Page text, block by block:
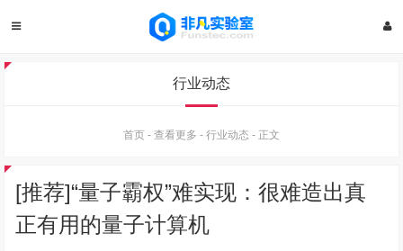
行业动态
首页 - 查看更多 - 行业动态 - 正文
[推荐]“量子霸权”难实现：很难造出真
正有用的量子计算机